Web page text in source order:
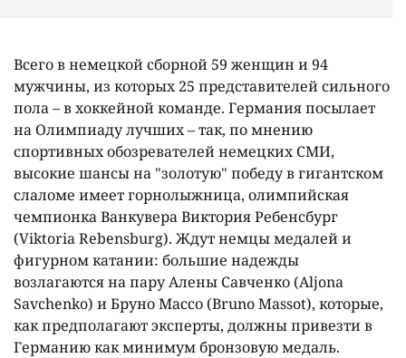
Всего в немецкой сборной 59 женщин и 94
мужчины, из которых 25 представителей сильного
пола – в хоккейной команде. Германия посылает
на Олимпиаду лучших – так, по мнению
спортивных обозревателей немецких СМИ,
высокие шансы на "золотую" победу в гигантском
слаломе имеет горнолыжница, олимпийская
чемпионка Ванкувера Виктория Ребенсбург
(Viktoria Rebensburg). Ждут немцы медалей и
фигурном катании: большие надежды
возлагаются на пару Алены Савченко (Aljona
Savchenko) и Бруно Массо (Bruno Massot), которые,
как предполагают эксперты, должны привезти в
Германию как минимум бронзовую медаль.